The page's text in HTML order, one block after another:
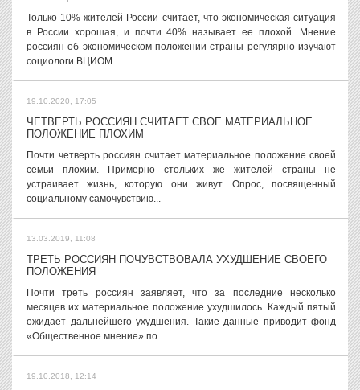
Только 10% жителей России считает, что экономическая ситуация
в России хорошая, и почти 40% называет ее плохой. Мнение
россиян об экономическом положении страны регулярно изучают
социологи ВЦИОМ....
19.10.2020, 17:05
ЧЕТВЕРТЬ РОССИЯН СЧИТАЕТ СВОЕ МАТЕРИАЛЬНОЕ
ПОЛОЖЕНИЕ ПЛОХИМ
Почти четверть россиян считает материальное положение своей
семьи плохим. Примерно стольких же жителей страны не
устраивает жизнь, которую они живут. Опрос, посвященный
социальному самочувствию...
13.03.2019, 11:08
ТРЕТЬ РОССИЯН ПОЧУВСТВОВАЛА УХУДШЕНИЕ СВОЕГО
ПОЛОЖЕНИЯ
Почти треть россиян заявляет, что за последние несколько
месяцев их материальное положение ухудшилось. Каждый пятый
ожидает дальнейшего ухудшения. Такие данные приводит фонд
«Общественное мнение» по...
19.10.2018, 12:14